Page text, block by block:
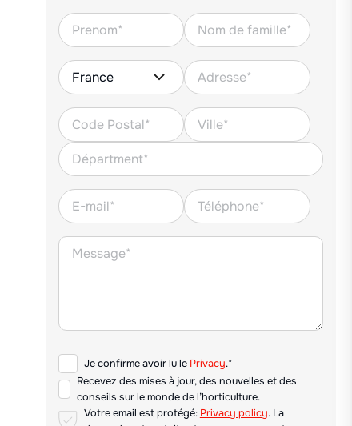
Je confirme avoir lu le Privacy.*
Recevez des mises à jour, des nouvelles et des
conseils sur le monde de l’horticulture.
Votre email est protégé: Privacy policy. La